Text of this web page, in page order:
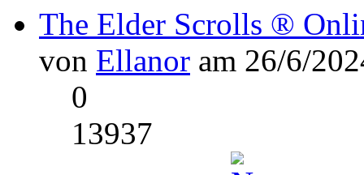
The Elder Scrolls ®
von Ellanor am 26/6/
0
13937